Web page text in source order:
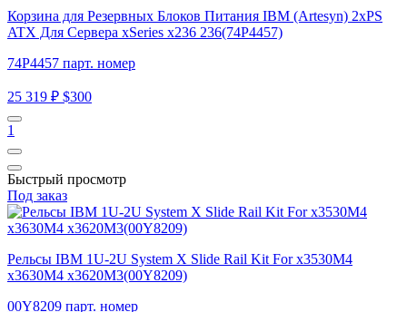
Корзина для Резервных Блоков Питания IBM (Artesyn) 2xPS
ATX Для Сервера xSeries x236 236(74P4457)
74P4457 парт. номер
25 319 ₽ $300
1
Быстрый просмотр
Под заказ
Рельсы IBM 1U-2U System X Slide Rail Kit For x3530M4
x3630M4 x3620M3(00Y8209)
00Y8209 парт. номер